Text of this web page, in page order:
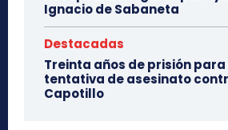
Ignacio de Sabaneta
Destacadas
Treinta años de prisión
tentativa de asesinato
Capotillo